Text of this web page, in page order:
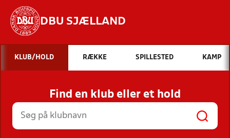
DBU SJÆLLAND
Hvad vil du søge efter?
INDHOLD OG NYHEDER
STILLINGER, RESULTATER, KLUBBER OG
HOLD
KLUB/HOLD RÆKKE SPILLESTED KAMP
Find en klub eller et hold